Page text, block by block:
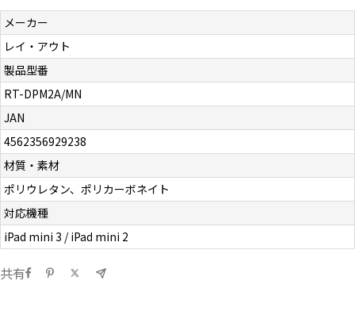
メーカー
レイ・アウト
製品型番
RT-DPM2A/MN
JAN
4562356929238
材質・素材
ポリウレタン、ポリカーボネイト
対応機種
iPad mini 3 / iPad mini 2
共有